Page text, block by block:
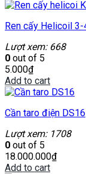
Ren cấy Helicoil 3-
Lượt xem: 668
0 out of 5
5.000₫
Add to cart
Cần taro điện DS16
Lượt xem: 1708
0 out of 5
18.000.000₫
Add to cart